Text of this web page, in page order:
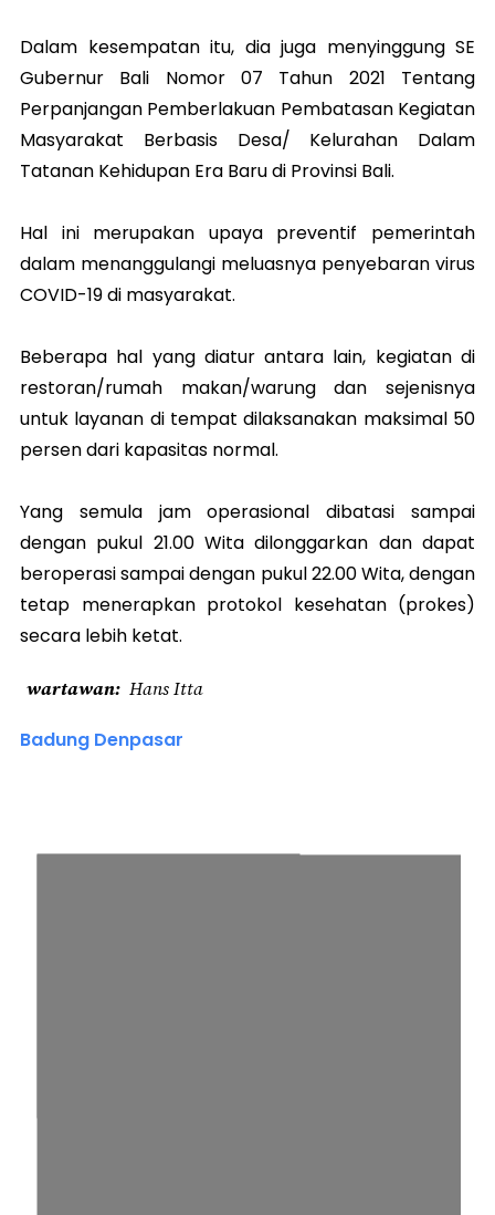
Dalam kesempatan itu, dia juga menyinggung SE
Gubernur Bali Nomor 07 Tahun 2021 Tentang
Perpanjangan Pemberlakuan Pembatasan Kegiatan
Masyarakat Berbasis Desa/ Kelurahan Dalam
Tatanan Kehidupan Era Baru di Provinsi Bali.
Hal ini merupakan upaya preventif pemerintah
dalam menanggulangi meluasnya penyebaran virus
COVID-19 di masyarakat.
Beberapa hal yang diatur antara lain, kegiatan di
restoran/rumah makan/warung dan sejenisnya
untuk layanan di tempat dilaksanakan maksimal 50
persen dari kapasitas normal.
Yang semula jam operasional dibatasi sampai
dengan pukul 21.00 Wita dilonggarkan dan dapat
beroperasi sampai dengan pukul 22.00 Wita, dengan
tetap menerapkan protokol kesehatan (prokes)
secara lebih ketat.
wartawan Hans Itta
Badung Denpasar